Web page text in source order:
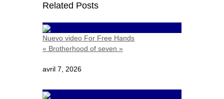
Related Posts
Nuevo video For Free Hands
« Brotherhood of seven »
avril 7, 2026